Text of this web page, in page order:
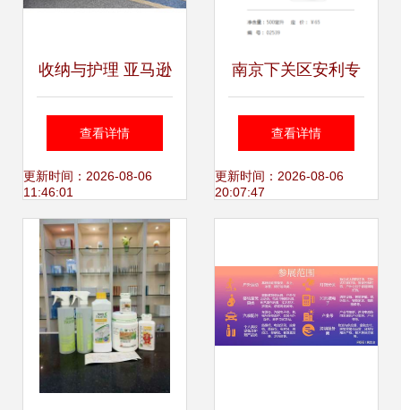
收纳与护理 亚马逊
家居产品拍摄中的
美学与实用性
查看详情
更新时间：2026-08-06
11:46:01
南京下关区安利专
卖店地址与安利预
洗喷洁剂产品详情
查看详情
更新时间：2026-08-06
20:07:47